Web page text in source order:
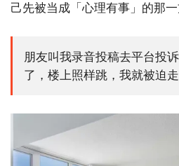
己先被当成「心理有事」的那一
朋友叫我录音投稿去平台投
了，楼上照样跳，我就被迫